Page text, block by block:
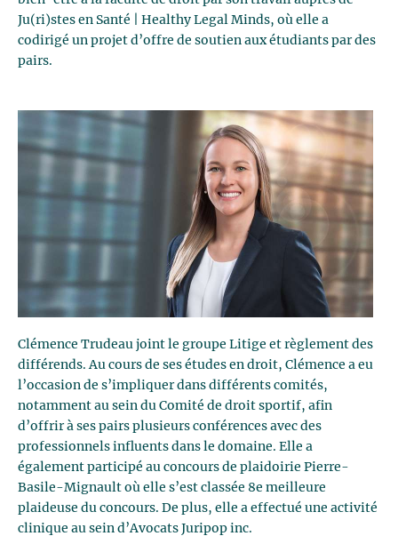
Ju(ri)stes en Santé | Healthy Legal Minds, où elle a
codirigé un projet d’offre de soutien aux étudiants par des
pairs.
Clémence Trudeau joint le groupe Litige et règlement des
différends. Au cours de ses études en droit, Clémence a eu
l’occasion de s’impliquer dans différents comités,
notamment au sein du Comité de droit sportif, afin
d’offrir à ses pairs plusieurs conférences avec des
professionnels influents dans le domaine. Elle a
également participé au concours de plaidoirie Pierre-
Basile-Mignault où elle s’est classée 8e meilleure
plaideuse du concours. De plus, elle a effectué une activité
clinique au sein d’Avocats Juripop inc.